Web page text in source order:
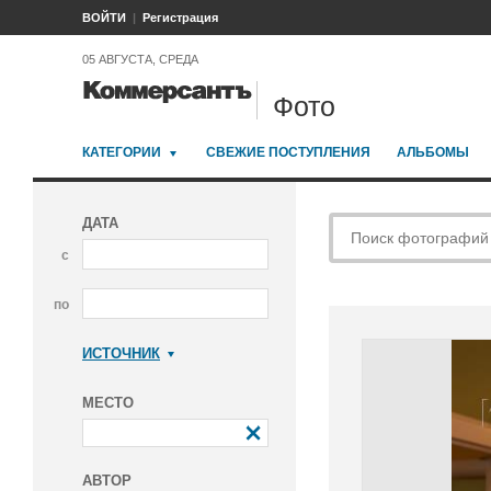
ВОЙТИ Регистрация
05 АВГУСТА, СРЕДА
Фото
КАТЕГОРИИ СВЕЖИЕ ПОСТУПЛЕНИЯ АЛЬБОМЫ
ДАТА
с
по
ИСТОЧНИК
МЕСТО
АВТОР